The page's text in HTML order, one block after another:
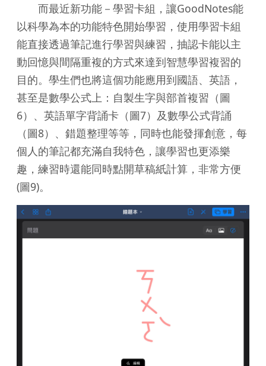
而最近新功能－學習卡組，讓GoodNotes能
以科學為本的功能特色開始學習，使用學習卡組
能直接透過筆記進行學習與練習，抽認卡能以主
動回憶與間隔重複的方式來達到智慧學習複習的
目的。學生們也將這個功能應用到國語、英語，
甚至是數學公式上：自製生字與部首複習（圖
6）、英語單字背誦卡（圖7）及數學公式背誦
（圖8）、錯題整理等等，同時也能發揮創意，每
個人的筆記都充滿自我特色，讓學習也更添樂
趣，練習時還能同時點開草稿紙計算，非常方便
(圖9)。